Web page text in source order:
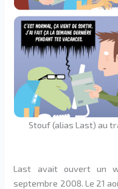
Stouf (alias Last) au
Last avait ouvert un
septembre 2008. Le 21